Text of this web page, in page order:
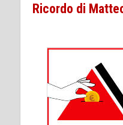
Ricordo di